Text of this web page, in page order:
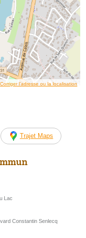
Corriger l’adresse ou la localisation
Trajet Maps
Lac
Constantin Senlecq